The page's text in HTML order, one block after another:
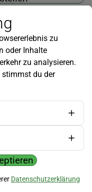
und mehr findest du in
zu
oder Inhalte
zu analysieren.
stimmst du der
Datenschutzerklärung